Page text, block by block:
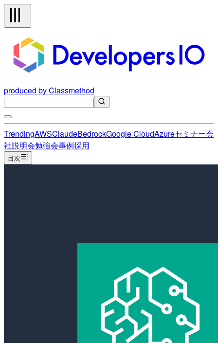
produced by Classmethod
TrendingAWSClaudeBedrockGoogle CloudAzureセミナー会
社説明会勉強会事例採用
目次